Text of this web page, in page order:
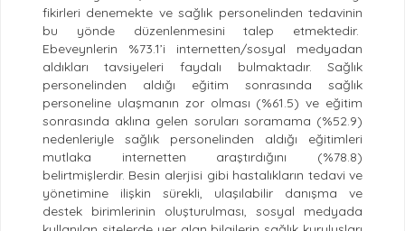
fikirleri denemekte ve sağlık personelinden tedavinin
bu yönde düzenlenmesini talep etmektedir.
Ebeveynlerin %73.1’i internetten/sosyal medyadan
aldıkları tavsiyeleri faydalı bulmaktadır. Sağlık
personelinden aldığı eğitim sonrasında sağlık
personeline ulaşmanın zor olması (%61.5) ve eğitim
sonrasında aklına gelen soruları soramama (%52.9)
nedenleriyle sağlık personelinden aldığı eğitimleri
mutlaka internetten araştırdığını (%78.8)
belirtmişlerdir. Besin alerjisi gibi hastalıkların tedavi ve
yönetimine ilişkin sürekli, ulaşılabilir danışma ve
destek birimlerinin oluşturulması, sosyal medyada